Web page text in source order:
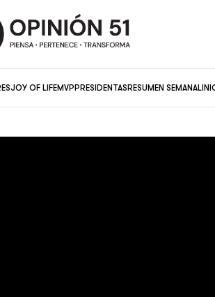
JOY OF LIFEMVPPRESIDENTASRESUMEN SEMANAL